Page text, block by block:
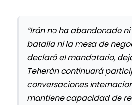
“Irán no ha abandonado
batalla ni la mesa de
declaró el mandatario,
Teherán continuará
conversaciones
mantiene capacidad de